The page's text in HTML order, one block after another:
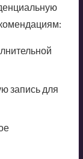
запись для